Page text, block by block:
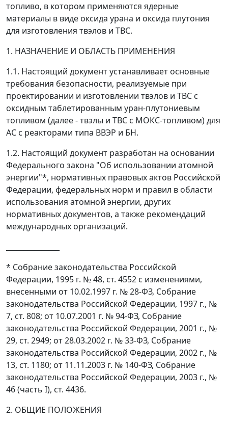
топливо, в котором применяются ядерные
материалы в виде оксида урана и оксида плутония
для изготовления твэлов и ТВС.
1. НАЗНАЧЕНИЕ И ОБЛАСТЬ ПРИМЕНЕНИЯ
1.1. Настоящий документ устанавливает основные
требования безопасности, реализуемые при
проектировании и изготовлении твэлов и ТВС с
оксидным таблетированным уран-плутониевым
топливом (далее - твэлы и ТВС с МОКС-топливом) для
АС с реакторами типа ВВЭР и БН.
1.2. Настоящий документ разработан на основании
Федерального закона "Об использовании атомной
энергии"*, нормативных правовых актов Российской
Федерации, федеральных норм и правил в области
использования атомной энергии, других
нормативных документов, а также рекомендаций
международных организаций.
* Собрание законодательства Российской
Федерации, 1995 г. № 48, ст. 4552 с изменениями,
внесенными от 10.02.1997 г. № 28-ФЗ, Собрание
законодательства Российской Федерации, 1997 г., №
7, ст. 808; от 10.07.2001 г. № 94-ФЗ, Собрание
законодательства Российской Федерации, 2001 г., №
29, ст. 2949; от 28.03.2002 г. № 33-ФЗ, Собрание
законодательства Российской Федерации, 2002 г., №
13, ст. 1180; от 11.11.2003 г. № 140-ФЗ, Собрание
законодательства Российской Федерации, 2003 г., №
46 (часть I), ст. 4436.
2. ОБЩИЕ ПОЛОЖЕНИЯ